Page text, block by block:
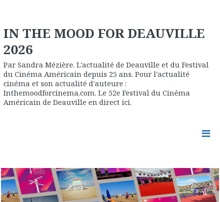
IN THE MOOD FOR DEAUVILLE
2026
Par Sandra Mézière. L'actualité de Deauville et du Festival
du Cinéma Américain depuis 25 ans. Pour l'actualité
cinéma et son actualité d'auteure :
Inthemoodforcinema.com. Le 52e Festival du Cinéma
Américain de Deauville en direct ici.